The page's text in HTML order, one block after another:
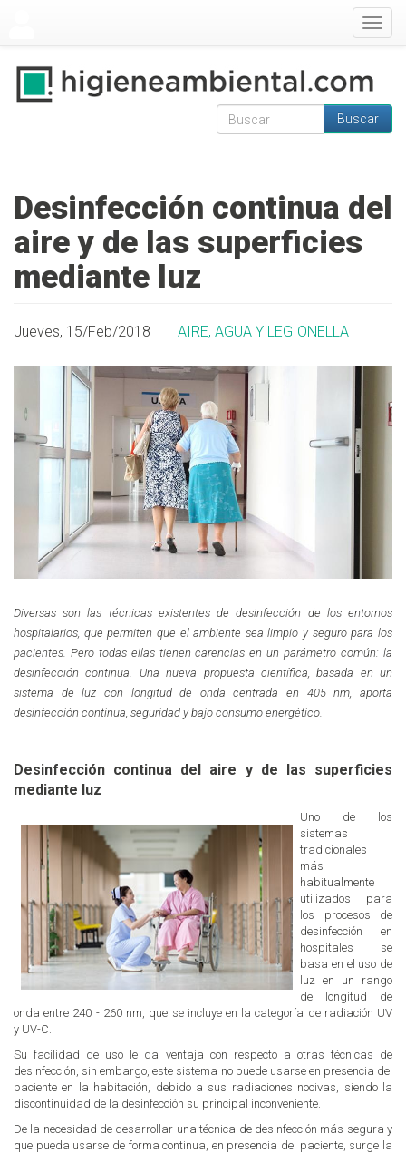
Formulario de
Buscar
Desinfección continua del
aire y de las superficies
mediante luz
Jueves, 15/Feb/2018 AIRE, AGUA Y LEGIONELLA
Diversas son las técnicas existentes de desinfección de los entornos
hospitalarios, que permiten que el ambiente sea limpio y seguro para los
pacientes. Pero todas ellas tienen carencias en un parámetro común: la
desinfección continua. Una nueva propuesta científica, basada en un
sistema de luz con longitud de onda centrada en 405 nm, aporta
desinfección continua, seguridad y bajo consumo energético.
Desinfección continua del aire y de las superficies
mediante luz
Uno de los
sistemas
tradicionales
más
habitualmente
utilizados para
los procesos de
desinfección en
hospitales se
basa en el uso de
luz en un rango
de longitud de
onda entre 240 - 260 nm, que se incluye en la categoría de radiación UV
y UV-C.
Su facilidad de uso le da ventaja con respecto a otras técnicas de
desinfección, sin embargo, este sistema no puede usarse en presencia del
paciente en la habitación, debido a sus radiaciones nocivas, siendo la
discontinuidad de la desinfección su principal inconveniente.
De la necesidad de desarrollar una técnica de desinfección más segura y
que pueda usarse de forma continua, en presencia del paciente, surge la